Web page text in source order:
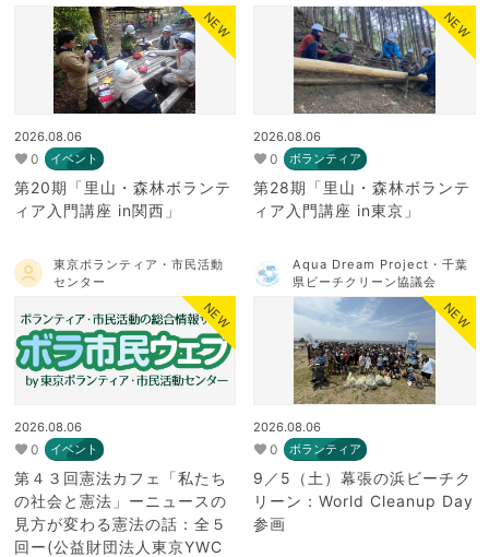
NEW
2026.08.06
0 イベント
第20期「里山・森林ボランテ
ィア入門講座 in関西」
NEW
2026.08.06
0 ボランティア
第28期「里山・森林ボランテ
ィア入門講座 in東京」
東京ボランティア・市民活動
センター
NEW
2026.08.06
0 イベント
第４３回憲法カフェ「私たち
の社会と憲法」ーニュースの
見方が変わる憲法の話：全５
回ー(公益財団法人東京YWC
Aqua Dream Project・千葉
県ビーチクリーン協議会
NEW
2026.08.06
0 ボランティア
9／5（土）幕張の浜ビーチク
リーン：World Cleanup Day
参画